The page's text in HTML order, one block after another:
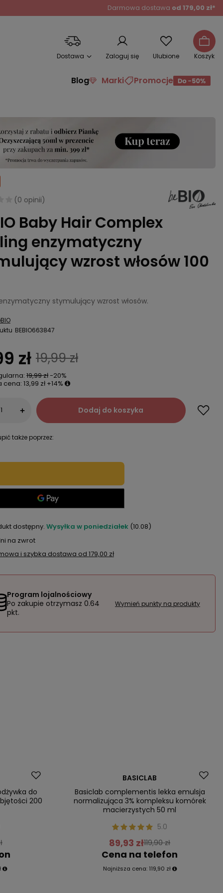
Darmowa dostawa od 179,00 zł*
Dostawa Zaloguj się Ulubione Koszyk
Blog Marki Promocje
(0 opinii)
Baby Hair Complex
enzymatyczny
wzrost włosów 100
stymulujący wzrost włosów.
BEBIO663847
zł 19,99 zł
19,99 zł-20%
cena: 13,99 zł +14%
+ Dodaj do koszyka
także poprzez:
dostępny Wysyłka w poniedziałek (10.08)
na zwrot
i szybka dostawa od 179,00 zł
Program lojalnościowy
Po zakupie otrzymasz 0.64
pkt.
Wymień punkty na produkty
do
200
BASICLAB
Basiclab complementis lekka emulsja
normalizująca 3% kompleksu komórek
macierzystych 50 ml
5.0
89,93 zł119,90 zł
Cena na telefon
Najniższa cena: 119,90 zł